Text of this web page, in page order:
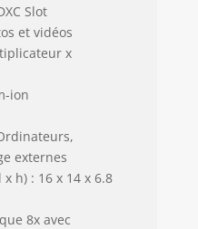
Slot
et vidéos
x
ion
externes
h) : 16 x 14 x 6.8
8x avec